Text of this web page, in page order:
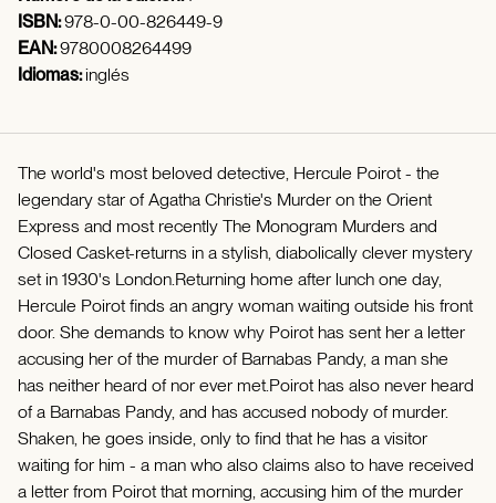
ISBN:978-0-00-826449-9
EAN:9780008264499
Idiomas:inglés
The world's most beloved detective, Hercule Poirot - the
legendary star of Agatha Christie's Murder on the Orient
Express and most recently The Monogram Murders and
Closed Casket-returns in a stylish, diabolically clever mystery
set in 1930's London.Returning home after lunch one day,
Hercule Poirot finds an angry woman waiting outside his front
door. She demands to know why Poirot has sent her a letter
accusing her of the murder of Barnabas Pandy, a man she
has neither heard of nor ever met.Poirot has also never heard
of a Barnabas Pandy, and has accused nobody of murder.
Shaken, he goes inside, only to find that he has a visitor
waiting for him - a man who also claims also to have received
a letter from Poirot that morning, accusing him of the murder